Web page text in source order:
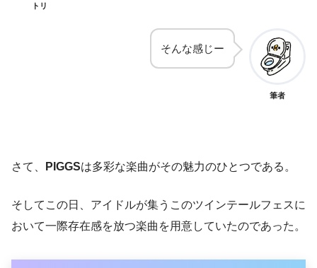
トリ
そんな感じー
筆者
さて、 PIGGSは多彩な楽曲がその魅力のひとつである。
そしてこの日、アイドルが集うこのツインテールフェスに
おいて一際存在感を放つ楽曲を用意していたのであった。